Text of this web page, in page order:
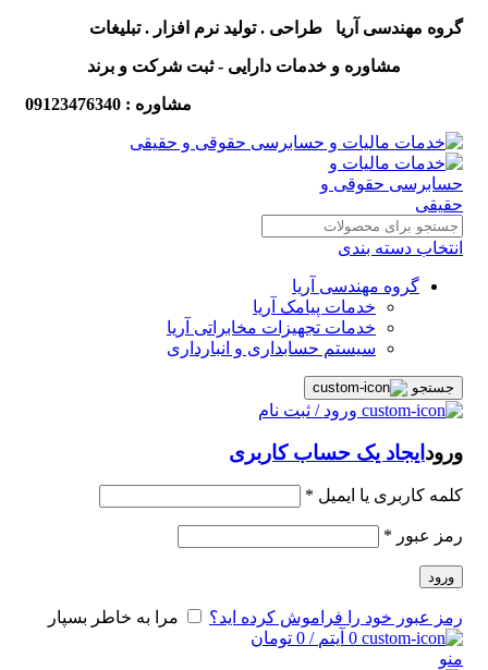
گروه مهندسی آریا طراحی . تولید نرم افزار . تبلیغات
مشاوره و خدمات دارایی - ثبت شرکت و برند
مشاوره : 09123476340
انتخاب دسته بندی
گروه مهندسی آریا
خدمات پیامک آریا
خدمات تجهیزات مخابراتی آریا
سیستم حسابداری و انبارداری
جستجو
ورود / ثبت نام
ورود ایجاد یک حساب کاربری
کلمه کاربری یا ایمیل *
رمز عبور *
ورود
رمز عبور خود را فراموش کرده اید؟
مرا به خاطر بسپار
0 آیتم /
0 تومان
منو